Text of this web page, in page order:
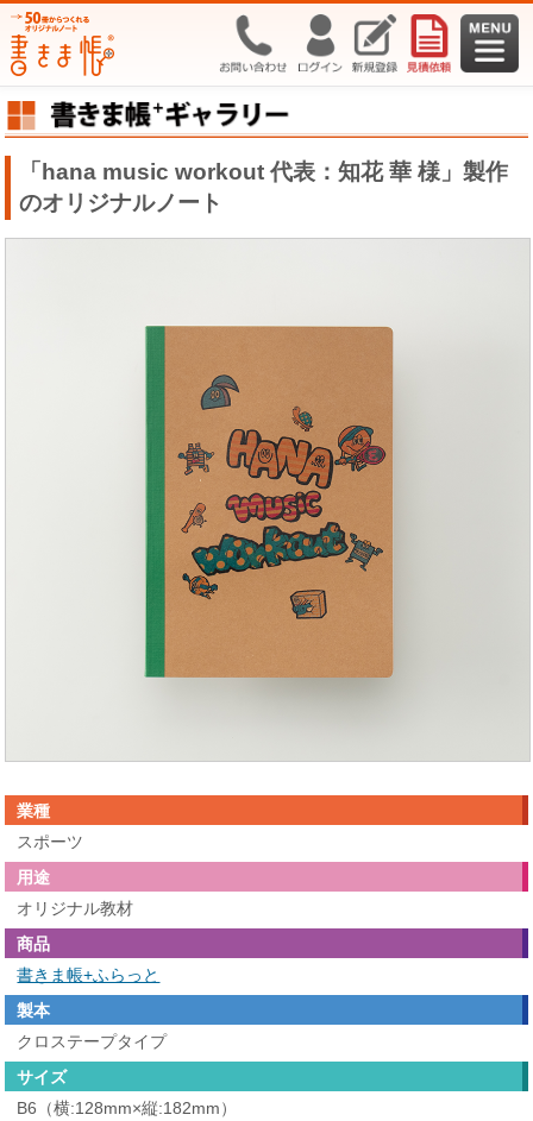
「hana music workout 代表：知花 華 様」製作
のオリジナルノート
業種
スポーツ
用途
オリジナル教材
商品
書きま帳+ふらっと
製本
クロステープタイプ
サイズ
B6（横:128mm×縦:182mm）